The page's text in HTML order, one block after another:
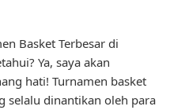
Basket Terbesar di
Ya, saya akan
hati! Turnamen basket
selalu dinantikan oleh para